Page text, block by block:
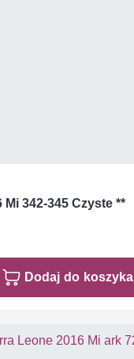
Mi 342-345 Czyste **
Dodaj do koszyka